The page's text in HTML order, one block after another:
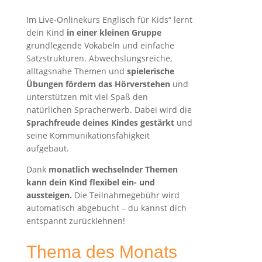
Im Live-Onlinekurs Englisch für Kids“ lernt
dein Kind in einer kleinen Gruppe
grundlegende Vokabeln und einfache
Satzstrukturen. Abwechslungsreiche,
alltagsnahe Themen und spielerische
Übungen fördern das Hörverstehenund
unterstützen mit viel Spaß den
natürlichen Spracherwerb. Dabei wird die
Sprachfreude deines Kindes gestärktund
seine Kommunikationsfähigkeit
aufgebaut.
Dank monatlich wechselnder Themen
kann dein Kind flexibel ein- und
aussteigen. Die Teilnahmegebühr wird
automatisch abgebucht – du kannst dich
entspannt zurücklehnen!
Thema des Monats